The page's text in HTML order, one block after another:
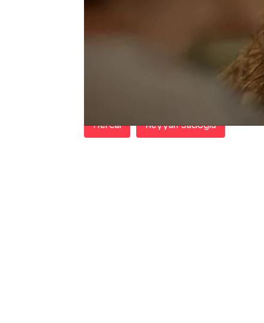
Tras su misteriosa
.
primero que ha
Hazar y su Zehra
quieren que se
Hercai Reyyan Sadoglu